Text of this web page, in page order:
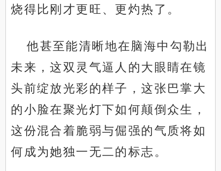
烧得比刚才更旺、更灼热了。
他甚至能清晰地在脑海中勾勒出
未来，这双灵气逼人的大眼睛在镜
头前绽放光彩的样子，这张巴掌大
的小脸在聚光灯下如何颠倒众生，
这份混合着脆弱与倔强的气质将如
何成为她独一无二的标志。